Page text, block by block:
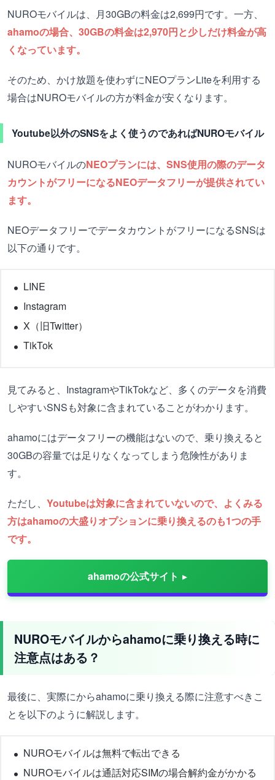
NUROモバイルは、月30GBの料金は2,699円です。一方、
ahamoの場合、30GBの料金は2,970円と少しだけ料金が高
くなっています。
そのため、かけ放題を使わずにNEOプランLiteを利用する
場合はNUROモバイルの方が料金が安くなります。
Youtube以外のSNSをよく使うのであればNUROモバイル
NUROモバイルのNEOプランには、SNS使用の際のデータ
カウントがフリーになるNEOデータフリーが提供されてい
ます。
NEOデータフリーでデータカウントがフリーになるSNSは
以下の通りです。
LINE
Instagram
X（旧Twitter）
TikTok
見てみると、InstagramやTikTokなど、多くのデータを消費
しやすいSNSも対象に含まれていることがわかります。
ahamoにはデータフリーの機能はないので、乗り換えると
30GBの容量では足りなくなってしまう危険性がありま
す。
ただし、 Youtubeは対象に含まれていないので、よくみる
方はahamoの大盛りオプションに乗り換えるのも1つの手
です。
ahamoの公式サイト
NUROモバイルからahamoに乗り換える時に
注意点はある？
最後に、実際にからahamoに乗り換える際に注意すべきこ
とを以下のように解説します。
NUROモバイルは無料で転出できる
NUROモバイルは通話対応SIMの場合解約金がかかる